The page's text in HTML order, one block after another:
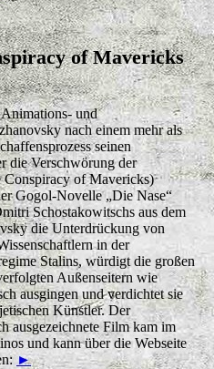
of Mavericks
und
nach einem mehr als
seinen
die Verschwörung der
Conspiracy of Mavericks)
Gogol-Novelle „Die Nase“
Schostakowitschs aus dem
die Unterdrückung von
in der
Stalins, würdigt die großen
Außenseitern wie
ausgingen und verdichtet sie
Künstler. Der
ausgezeichnete Film kam im
und kann über die Webseite
►